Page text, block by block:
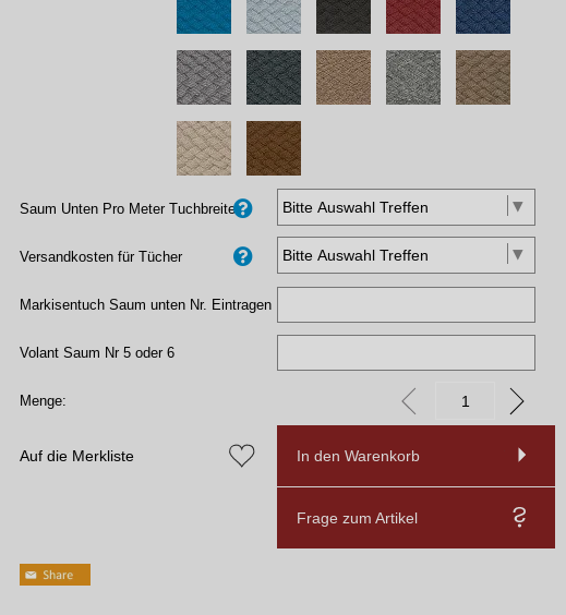
Saum Unten Pro Meter Tuchbreite
Versandkosten für Tücher
Markisentuch Saum unten Nr. Eintragen
Volant Saum Nr 5 oder 6
Menge:
Auf die Merkliste In den Warenkorb
Frage zum Artikel